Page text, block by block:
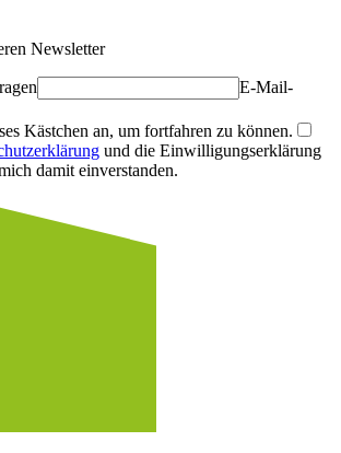
Newsletter
E-Mail-
Kästchen an, um fortfahren zu können.
und die Einwilligungserklärung
damit einverstanden.